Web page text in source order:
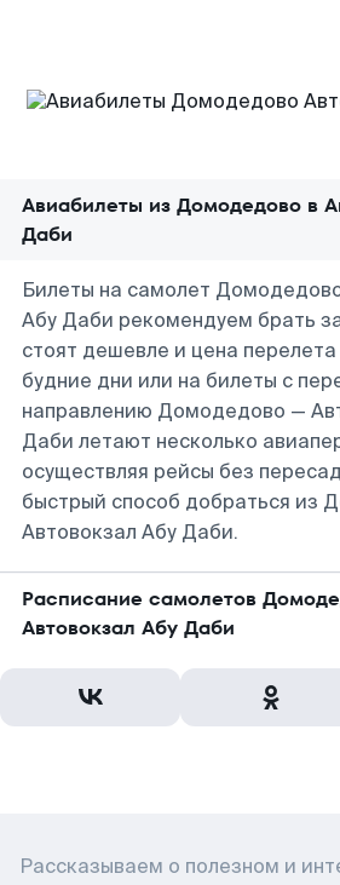
Авиабилеты из Домодедово в
Даби
Билеты на самолет
Абу Даби рекомендуем брать
стоят дешевле и цена
будние дни или на билеты с
направлению Домодедово —
Даби летают несколько
осуществляя рейсы без
быстрый способ добраться из
Автовокзал Абу Даби.
Расписание самолетов
Автовокзал Абу Даби
Рассказываем о полезном и